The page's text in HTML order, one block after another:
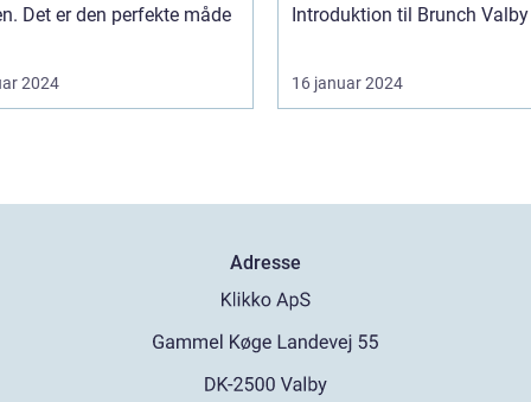
Det er den perfekte måde
2024 16 januar 2024
Adresse